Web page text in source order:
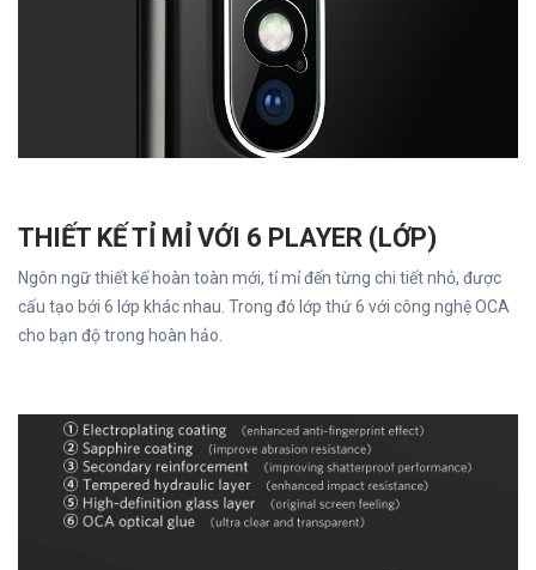
THIẾT KẾ TỈ MỈ VỚI 6 PLAYER (LỚP)
Ngôn ngữ thiết kế hoàn toàn mới, tỉ mỉ đến từng chi tiết nhỏ, được
cấu tạo bới 6 lớp khác nhau. Trong đó lớp thứ 6 với công nghệ OCA
cho bạn độ trong hoàn hảo.